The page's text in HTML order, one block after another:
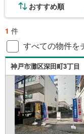
おすすめ順
1 件
すべての物件を
神戸市灘区深田町3丁目